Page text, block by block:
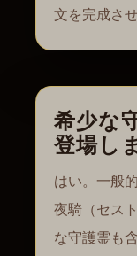
文を完成さ
希少な
登場し
はい。一般
夜騎（セス
な守護霊も